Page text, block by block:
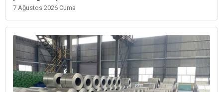
7 Ağustos 2026 Cuma